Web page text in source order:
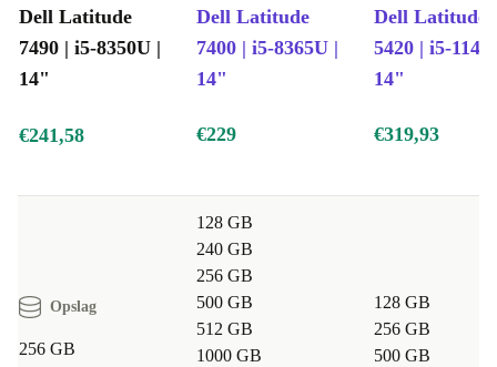
Dell Latitude
7490 | i5-8350U |
14"
Dell Latitude
7400 | i5-8365U |
14"
Dell Latitude
5420 | i5-
14"
€241,58 €229 €319,93
Opslag
256 GB
128 GB
240 GB
256 GB
500 GB
512 GB
1000 GB
128 GB
256 GB
500 GB